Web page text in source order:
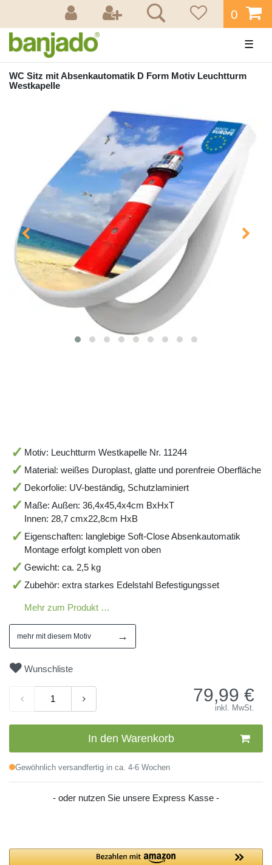
0
☰
WC Sitz mit Absenkautomatik D Form Motiv Leuchtturm
Westkapelle
Motiv: Leuchtturm Westkapelle Nr. 11244
Material: weißes Duroplast, glatte und porenfreie Oberfläche
Dekorfolie: UV-beständig, Schutzlaminiert
Maße: Außen: 36,4x45,4x4cm BxHxT
Innen: 28,7 cmx22,8cm HxB
Eigenschaften: langlebige Soft-Close Absenkautomatik
Montage erfolgt komplett von oben
Gewicht: ca. 2,5 kg
Zubehör: extra starkes Edelstahl Befestigungsset
Mehr zum Produkt …
mehr mit diesem Motiv →
Wunschliste
79,99 €
inkl. MwSt.
In den Warenkorb
Gewöhnlich versandfertig in ca. 4-6 Wochen
- oder nutzen Sie unsere Express Kasse -